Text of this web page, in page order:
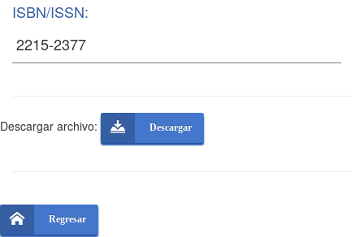
ISBN/ISSN:
Descargar archivo: Descargar
Regresar